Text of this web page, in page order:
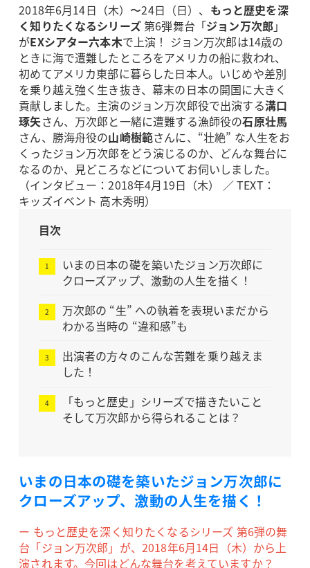
2018年6月14日（木）〜24日（日）、 もっと歴史を深
く知りたくなるシリーズ第6弾舞台「ジョン万次郎」
がEXシアター六本木で上演！ ジョン万次郎は14歳の
ときに海で遭難したところをアメリカの船に救われ、
初めてアメリカ東部に暮らした日本人。いじめや差別
を乗り越え強く生き抜き、幕末の日本の開国に大きく
貢献しました。主演のジョン万次郎役で出演する溝口
琢矢さん、万次郎と一緒に遭難する漁師役の石原壮馬
さん、勝海舟役の山崎樹範さんに、“壮絶” な人生をお
くったジョン万次郎をどう演じるのか、どんな舞台に
なるのか、見どころなどについてお伺いしました。
（インタビュー：2018年4月19日（木） ／ TEXT：
キッズイベント 高木秀明）
目次
いまの日本の礎を築いたジョン万次郎に
クローズアップ、激動の人生を描く！
万次郎の “生” への執着を表現いまだから
わかる当時の “違和感”も
出演者の方々のこんな苦難を乗り越えま
した！
「もっと歴史」シリーズで描きたいこと
そして万次郎から得られることは？
いまの日本の礎を築いたジョン万次郎に
クローズアップ、激動の人生を描く！
ー もっと歴史を深く知りたくなるシリーズ 第6弾の舞
台「ジョン万次郎」が、2018年6月14日（木）から上
演されます。今回はどんな舞台を考えていますか？